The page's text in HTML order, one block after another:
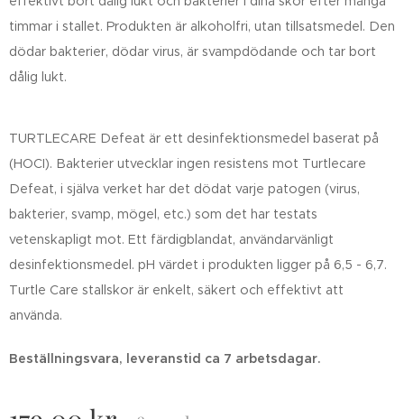
timmar i stallet. Produkten är alkoholfri, utan tillsatsmedel. Den
dödar bakterier, dödar virus, är svampdödande och tar bort
dålig lukt.
TURTLECARE Defeat är ett desinfektionsmedel baserat på
(HOCI). Bakterier utvecklar ingen resistens mot Turtlecare
Defeat, i själva verket har det dödat varje patogen (virus,
bakterier, svamp, mögel, etc.) som det har testats
vetenskapligt mot. Ett färdigblandat, användarvänligt
desinfektionsmedel. pH värdet i produkten ligger på 6,5 - 6,7.
Turtle Care stallskor är enkelt, säkert och effektivt att
använda.
Beställningsvara, leveranstid ca 7 arbetsdagar.